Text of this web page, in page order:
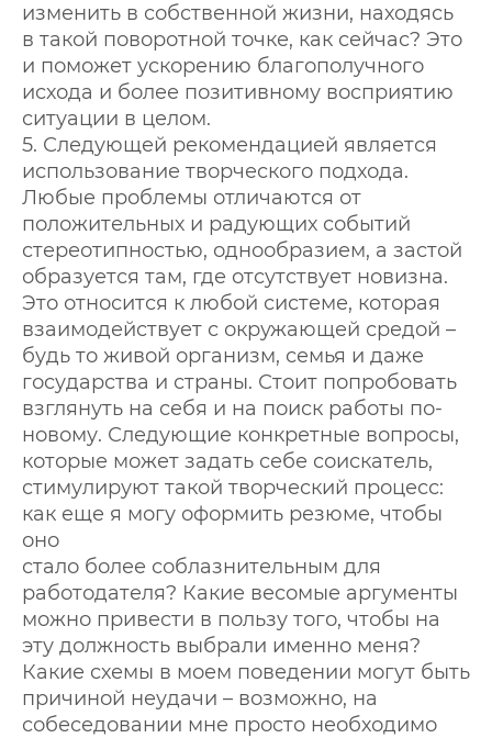
изменить в собственной жизни, находясь
в такой поворотной точке, как сейчас? Это
и поможет ускорению благополучного
исхода и более позитивному восприятию
ситуации в целом.
5. Следующей рекомендацией является
использование творческого подхода.
Любые проблемы отличаются от
положительных и радующих событий
стереотипностью, однообразием, а застой
образуется там, где отсутствует новизна.
Это относится к любой системе, которая
взаимодействует с окружающей средой –
будь то живой организм, семья и даже
государства и страны. Стоит попробовать
взглянуть на себя и на поиск работы по-
новому. Следующие конкретные вопросы,
которые может задать себе соискатель,
стимулируют такой творческий процесс:
как еще я могу оформить резюме, чтобы
оно
стало более соблазнительным для
работодателя? Какие весомые аргументы
можно привести в пользу того, чтобы на
эту должность выбрали именно меня?
Какие схемы в моем поведении могут быть
причиной неудачи – возможно, на
собеседовании мне просто необходимо